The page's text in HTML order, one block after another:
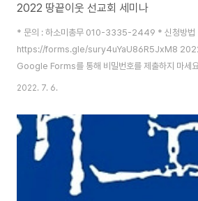
2022 땅끝이웃 선교회 세미나
* 문의 : 하소미총무 010-3335-2449 * 신청방법
https://forms.gle/sury4uYaU86R5JxM8 2022
Google Forms를 통해 비밀번호를 제출하지 마
2022. 7. 6.